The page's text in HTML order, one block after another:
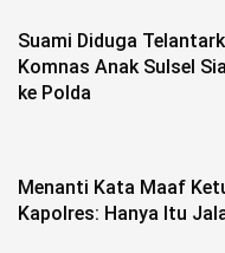
Suami Diduga
Komnas Anak Sulsel
ke Polda
Menanti Kata Maaf
Kapolres: Hanya Itu